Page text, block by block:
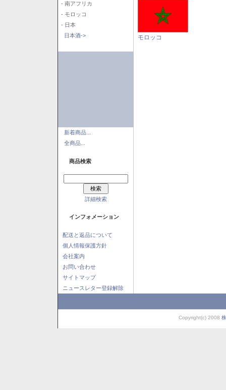
- 南アフリカ
- モロッコ
- 日本
日本酒->
新着商品...
全商品...
商品検索
詳細検索
インフォメーション
配送と返品について
個人情報保護方針
会社案内
お問い合わせ
サイトマップ
ニュースレター登録解除
モロッコ
Copyright(c) 2008